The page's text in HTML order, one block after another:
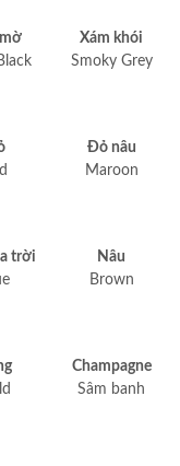
Xám khói
Smoky Grey
Đỏ nâu
Maroon
trời
Nâu
Brown
Champagne
Sâm banh